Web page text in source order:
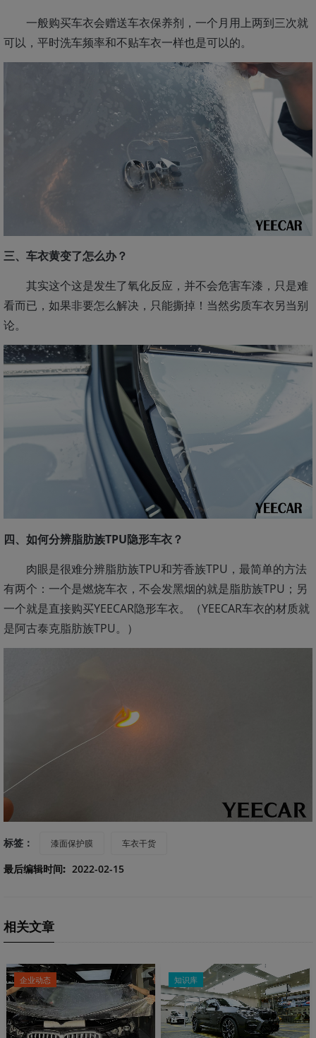
一般购买车衣会赠送车衣保养剂，一个月用上两到三次就
可以，平时洗车频率和不贴车衣一样也是可以的。
三、车衣黄变了怎么办？
其实这个这是发生了氧化反应，并不会危害车漆，只是难
看而已，如果非要怎么解决，只能撕掉！当然劣质车衣另当别
论。
四、如何分辨脂肪族TPU隐形车衣？
肉眼是很难分辨脂肪族TPU和芳香族TPU，最简单的方法
有两个：一个是燃烧车衣，不会发黑烟的就是脂肪族TPU；另
一个就是直接购买YEECAR隐形车衣。（YEECAR车衣的材质就
是阿古泰克脂肪族TPU。）
标签： 漆面保护膜 车衣干货
最后编辑时间: 2022-02-15
相关文章
企业动态 知识库